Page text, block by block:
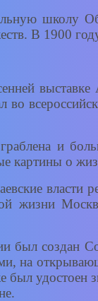
школу
В 1900
выставке
во
и
картины о
власти
жизни
создан
на
удостоен